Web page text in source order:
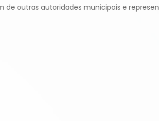
de outras autoridades municipais e